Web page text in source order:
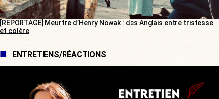
[REPORTAGE] Meurtre d’Henry Nowak : des Anglais entre tristesse
et colère
ENTRETIENS/RÉACTIONS